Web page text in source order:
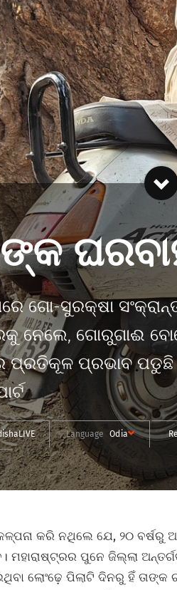
ଗୋ-ସୁରକ୍ଷା
ନେଲେ, ଗୋରୁଗାଈ
ପ୍ରତିକୂଳ ପ୍ରଭାବ
Language Odia
କଳ୍ପନା କରି ନଥିଲେ ଯେ, ୨୦
ମହାରାଷ୍ଟ୍ରର ପୁନେ ଜିଲ୍ଲା
ଲୋଂଢ଼େ ପିଲାଟି ଦିନରୁ ହିଁ